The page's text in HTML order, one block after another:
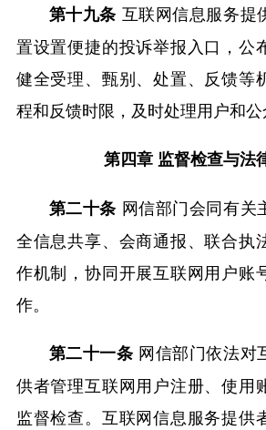
第十九条 互联网信息服务提
置设置便捷的投诉举报入口，公
健全受理、甄别、处置、反馈等
程和反馈时限，及时处理用户和公
第四章 监督检查与法
第二十条 网信部门会同有关
全信息共享、会商通报、联合执
作机制，协同开展互联网用户账
作。
第二十一条 网信部门依法对
供者管理互联网用户注册、使用
监督检查。互联网信息服务提供